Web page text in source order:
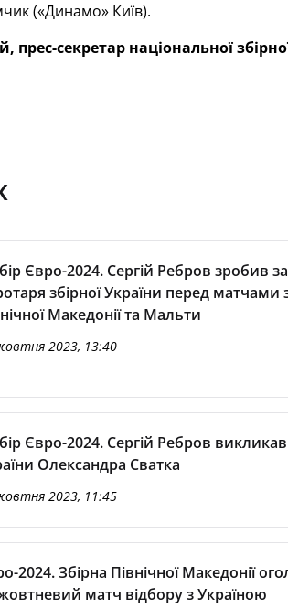
(«Динамо» Київ).
секретар національної
Євро-2024. Сергій Ребров зробив
збірної України перед
Македонії та Мальти
2023, 13:40
Євро-2024. Сергій Ребров викликав
Олександра Сватка
2023, 11:45
2024. Збірна Північної Македонії
матч відбору з Україною